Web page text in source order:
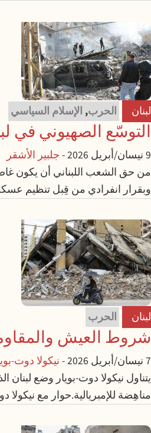
لبنان الحرب, الإسلام السياسي
التوسّع الصهيوني في
9 نيسان/أبريل 2026 - جلبير الأشقر
من حق الشعب اللبناني أن يكون
وبقرار انفرادي من قِبل تنظيم
لبنان الحرب
شروط العيش
7 نيسان/أبريل 2026 - نيكولا دوت-
يتناول نيكولا دوت-بويار وضع لبنان
مناهِضة للإمبريالية.حوار مع